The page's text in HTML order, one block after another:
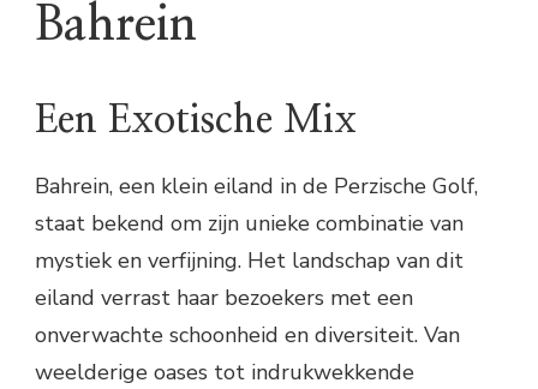
Bahrein
Een Exotische Mix
Bahrein, een klein eiland in de Perzische Golf,
staat bekend om zijn unieke combinatie van
mystiek en verfijning. Het landschap van dit
eiland verrast haar bezoekers met een
onverwachte schoonheid en diversiteit. Van
weelderige oases tot indrukwekkende